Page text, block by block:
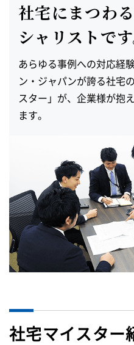
社宅にまつわ
シャリストです
あらゆる事例への対応経
ン・ジャパンが誇る社宅
スター」が、 企業様が抱
ます。
社宅マイスター